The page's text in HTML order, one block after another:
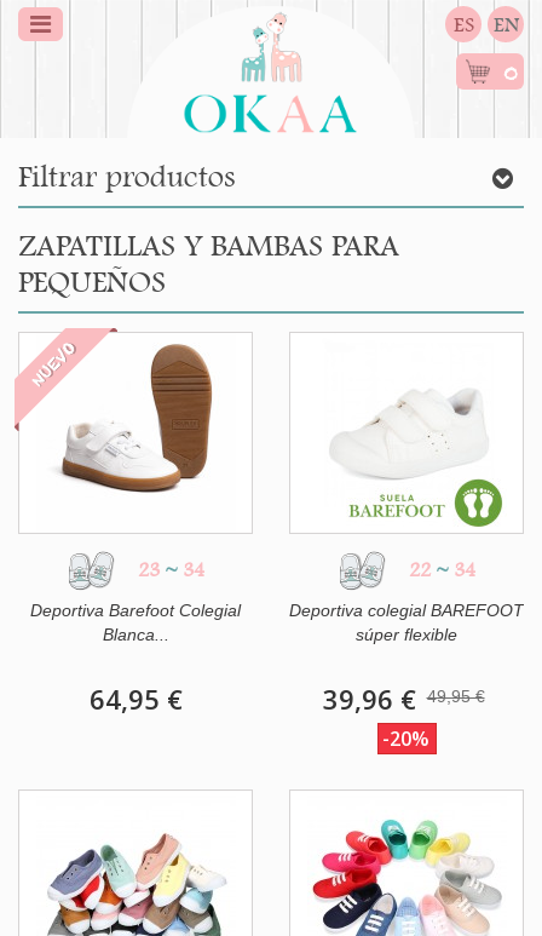
ES EN
0
Filtrar productos
ZAPATILLAS Y BAMBAS PARA
PEQUEÑOS
NUEVO
23 ~ 34
Deportiva Barefoot Colegial
Blanca...
64,95 €
22 ~ 34
Deportiva colegial BAREFOOT
súper flexible
39,96 € 49,95 €
-20%